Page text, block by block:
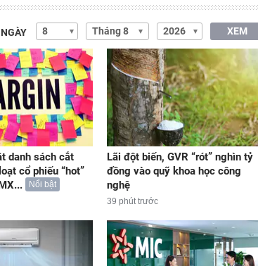
XEM
danh sách cắt
cổ phiếu “hot”
Nổi bật
Lãi đột biến, GVR “rót” nghìn tỷ
đồng vào quỹ khoa học công
nghệ
39 phút trước